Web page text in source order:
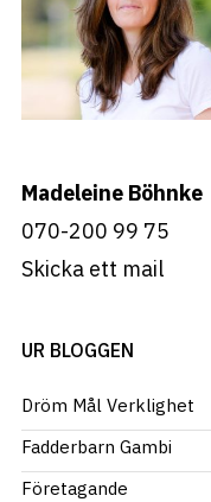
Madeleine Böhnke
070-200 99 75
Skicka ett mail
UR BLOGGEN
Dröm Mål Verklighet
Fadderbarn Gambi
Företagande